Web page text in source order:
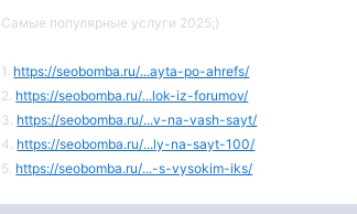
Самые популярные услуги 2025;)
1. https://seobomba.ru/...ayta-po-ahrefs/
2. https://seobomba.ru/...lok-iz-forumov/
3. https://seobomba.ru/...v-na-vash-sayt/
4. https://seobomba.ru/...ly-na-sayt-100/
5. https://seobomba.ru/...-s-vysokim-iks/